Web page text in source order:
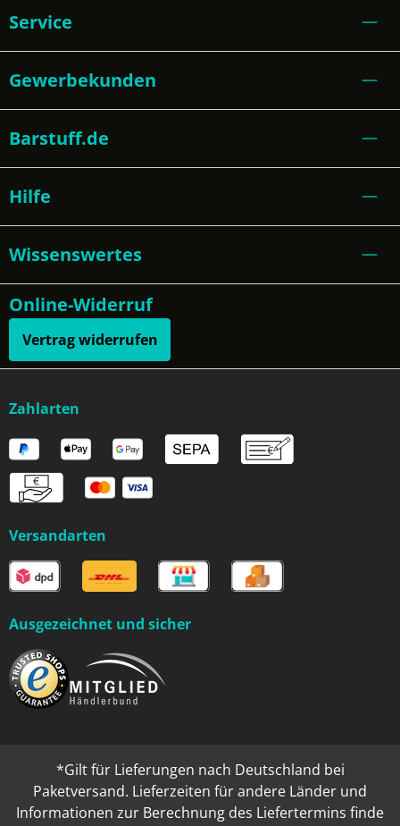
Service
Gewerbekunden
Barstuff.de
Hilfe
Wissenswertes
Online-Widerruf
Vertrag widerrufen
Zahlarten
Versandarten
Ausgezeichnet und sicher
*Gilt für Lieferungen nach Deutschland bei
Paketversand. Lieferzeiten für andere Länder und
Informationen zur Berechnung des Liefertermins finde